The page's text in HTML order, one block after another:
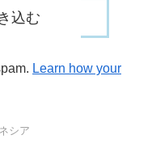
込む
Learn how your
シア